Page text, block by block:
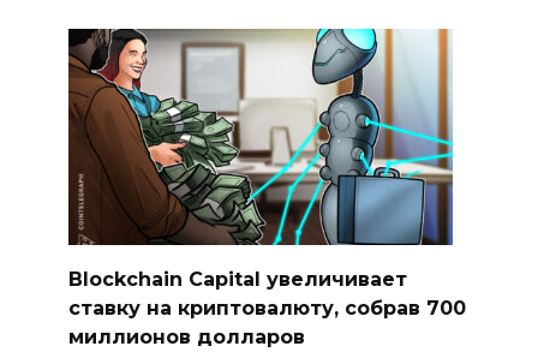
Blockchain Capital увеличивает
ставку на криптовалюту, собрав 700
миллионов долларов